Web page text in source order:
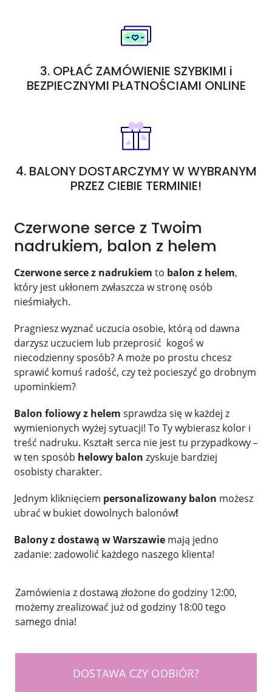
3. OPŁAĆ ZAMÓWIENIE SZYBKIMI i
BEZPIECZNYMI PŁATNOŚCIAMI ONLINE
4. BALONY DOSTARCZYMY W WYBRANYM
PRZEZ CIEBIE TERMINIE!
Czerwone serce z Twoim
nadrukiem, balon z helem
Czerwone serce z nadrukiem to balon z helem,
który jest ukłonem zwłaszcza w stronę osób
nieśmiałych.
Pragniesz wyznać uczucia osobie, którą od dawna
darzysz uczuciem lub przeprosić kogoś w
niecodzienny sposób? A może po prostu chcesz
sprawić komuś radość, czy też pocieszyć go drobnym
upominkiem?
Balon foliowy z helem sprawdza się w każdej z
wymienionych wyżej sytuacji! To Ty wybierasz kolor i
treść nadruku. Kształt serca nie jest tu przypadkowy –
w ten sposób helowy balon zyskuje bardziej
osobisty charakter.
Jednym kliknięciem personalizowany balon możesz
ubrać w bukiet dowolnych balonów!
Balony z dostawą w Warszawiemają jedno
zadanie: zadowolić każdego naszego klienta!
Zamówienia z dostawą złożone do godziny 12:00,
możemy zrealizować już od godziny 18:00 tego
samego dnia!
DOSTAWA CZY ODBIÓR?